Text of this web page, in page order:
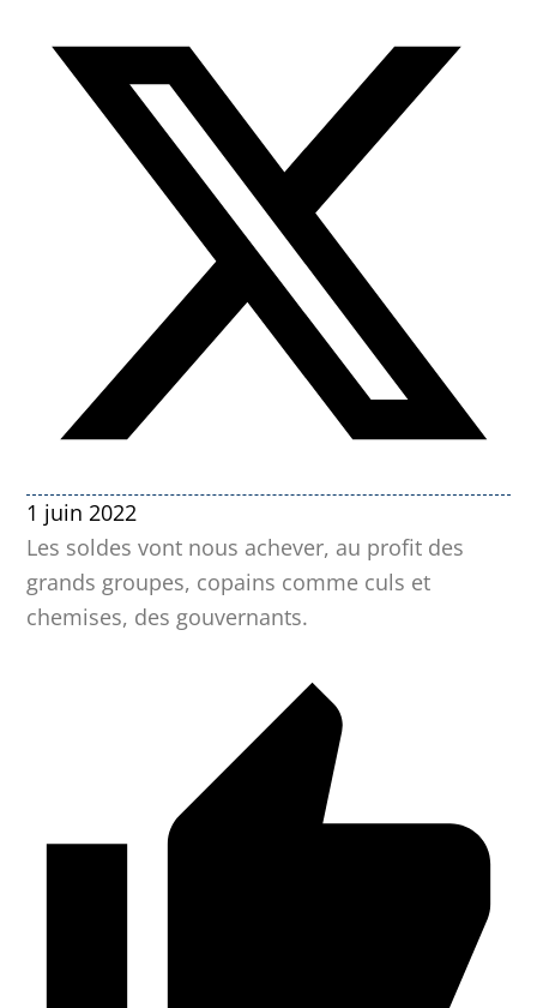
1 juin 2022
Les soldes vont nous achever, au profit des
grands groupes, copains comme culs et
chemises, des gouvernants.